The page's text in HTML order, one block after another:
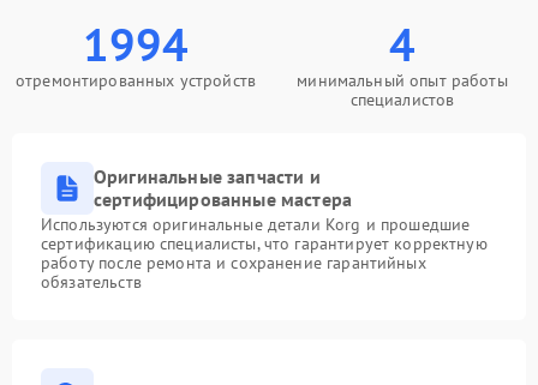
1994
отремонтированных устройств
4
минимальный опыт работы
специалистов
Оригинальные запчасти и
сертифицированные мастера
Используются оригинальные детали Korg и прошедшие
сертификацию специалисты, что гарантирует корректную
работу после ремонта и сохранение гарантийных
обязательств